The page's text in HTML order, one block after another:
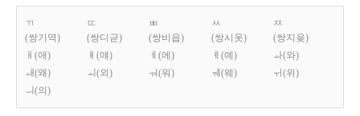
ㄲ
(쌍기역)
ㄸ
(쌍디귿)
ㅃ
(쌍비읍)
ㅆ
(쌍시옷)
ㅉ
(쌍지읒)
ㅐ(애)
ㅒ(얘) ㅔ(에) ㅖ(예)
ㅘ(와)
ㅙ(왜)
ㅚ(외) ㅝ(워) ㅞ(웨)
ㅟ(위)
ㅢ(의)